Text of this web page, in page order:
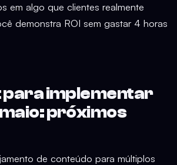
em algo que clientes realmente
demonstra ROI sem gastar 4 horas
para implementar
próximos
de conteúdo para múltiplos